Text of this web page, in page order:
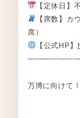
【定休日】
【席数】カ
席）
【公式HP】
万博に向けて